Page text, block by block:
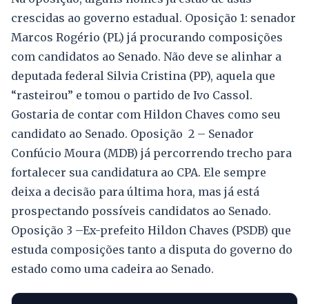
crescidas ao governo estadual. Oposição 1: senador
Marcos Rogério (PL) já procurando composições
com candidatos ao Senado. Não deve se alinhar a
deputada federal Silvia Cristina (PP), aquela que
“rasteirou” e tomou o partido de Ivo Cassol.
Gostaria de contar com Hildon Chaves como seu
candidato ao Senado. Oposição 2 – Senador
Confúcio Moura (MDB) já percorrendo trecho para
fortalecer sua candidatura ao CPA. Ele sempre
deixa a decisão para última hora, mas já está
prospectando possíveis candidatos ao Senado.
Oposição 3 –Ex-prefeito Hildon Chaves (PSDB) que
estuda composições tanto a disputa do governo do
estado como uma cadeira ao Senado.